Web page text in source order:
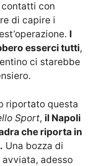
con
di capire i
I
esserci tutti,
ci starebbe
riportato questa
Sport, il Napoli
che riporta in
Una bozza di
adesso